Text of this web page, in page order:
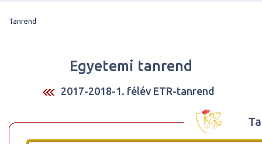
Tanrend
Egyetemi tanrend
2017-2018-1. félév ETR-tanrend